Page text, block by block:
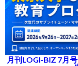
月刊LOGI-BIZ 7月